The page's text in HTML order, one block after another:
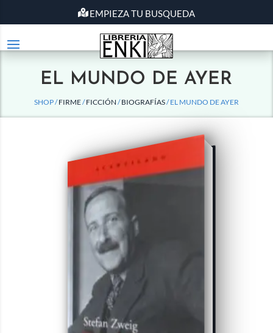
EMPIEZA TU BUSQUEDA
EL MUNDO DE AYER
SHOP /FIRME/FICCIÓN /BIOGRAFÍAS/ EL MUNDO DE AYER